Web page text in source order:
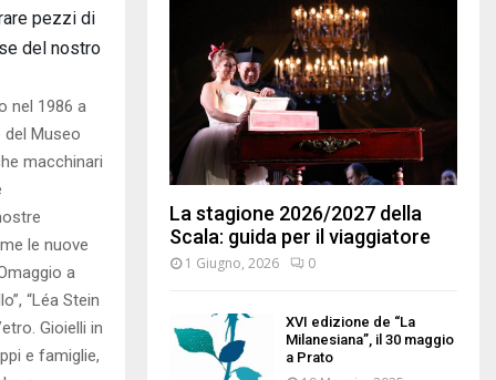
pezzi di
del nostro
nel 1986 a
Museo
macchinari
le nuove
a
“Léa Stein
Gioielli in
e famiglie,
La stagione 2026/2027 della
Scala: guida per il viaggiatore
1 Giugno, 2026 0
XVI edizione de “La
Milanesiana”, il 30 maggio
a Prato